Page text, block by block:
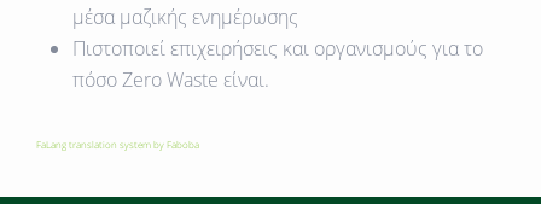
μέσα μαζικής ενημέρωσης
Πιστοποιεί επιχειρήσεις και οργανισμούς για το
πόσο Zero Waste είναι.
FaLang translation system by Faboba